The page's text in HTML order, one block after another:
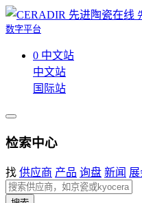
数字平台
0 中文站
中文站
国际站
检索中心
找 供应商 产品 询盘 新闻